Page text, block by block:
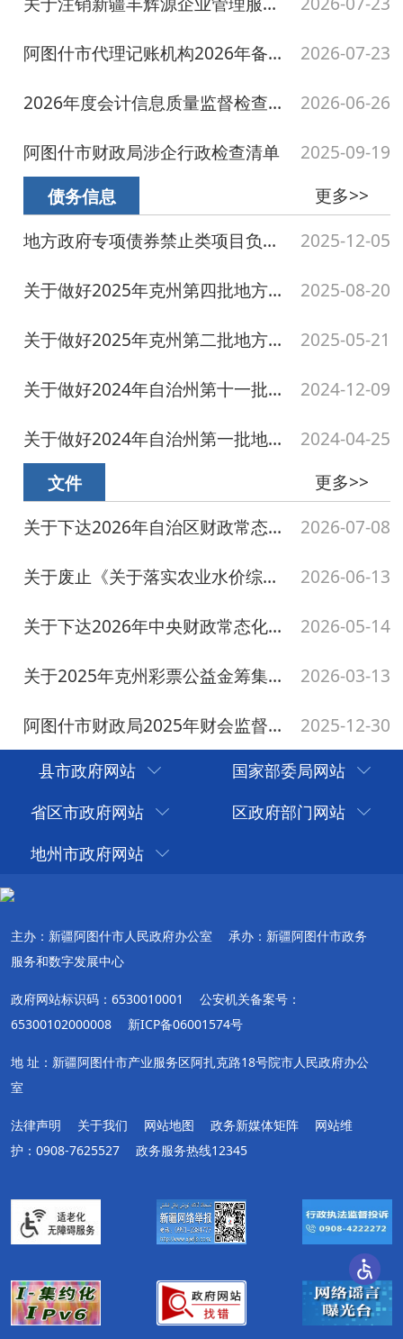
阿图什市财政局涉企行政检查清单
2025-09-19
债务信息
更多>>
关于做好2024年自治州第十一批地方政府债券转贷工作的通知 2024-12-09
关于做好2024年自治州第一批地方政府债券转贷工作的通知 2024-04-25
文件
更多>>
关于2025年克州彩票公益金筹集和使用情况的报告 2026-03-13
2025-12-30
县市政府网站
国家部委局网站
省区市政府网站
区政府部门网站
地州市政府网站
主办：新疆阿图什市人民政府办公室
承办：新疆阿图什市政务
服务和数字发展中心
政府网站标识码：6530010001
公安机关备案号：
65300102000008
新ICP备06001574号
地 址：新疆阿图什市产业服务区阿扎克路18号院市人民政府办公
室
法律声明 关于我们 网站地图 政务新媒体矩阵
网站维
护：0908-7625527
政务服务热线12345